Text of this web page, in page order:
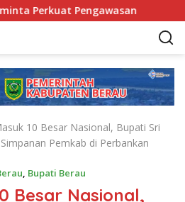
Pengawasan Pemkab
10 Besar Nasional, Bupati Sri
Pemkab di Perbankan
, Bupati Berau
Besar Nasional,